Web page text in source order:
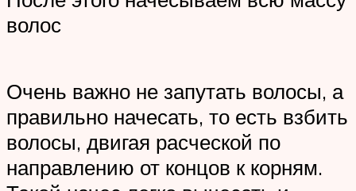
волос
Очень важно не запутать волосы, а
правильно начесать, то есть взбить
волосы, двигая расческой по
направлению от концов к корням.